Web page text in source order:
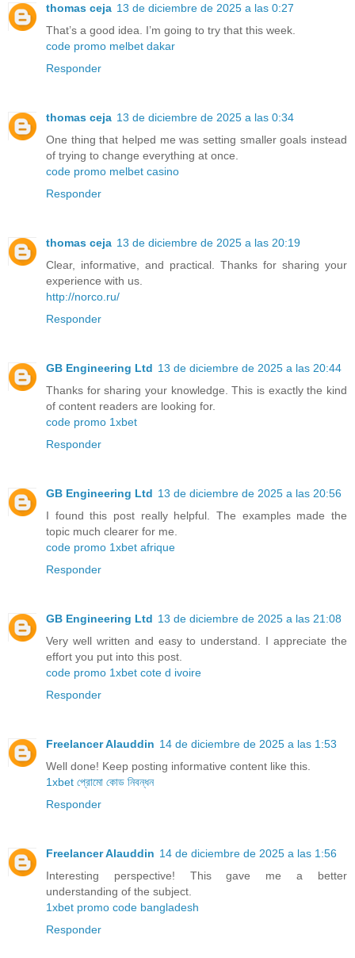
thomas ceja 13 de diciembre de 2025 a las 0:27
That’s a good idea. I’m going to try that this week.
code promo melbet dakar
Responder
thomas ceja 13 de diciembre de 2025 a las 0:34
One thing that helped me was setting smaller goals instead
of trying to change everything at once.
code promo melbet casino
Responder
thomas ceja 13 de diciembre de 2025 a las 20:19
Clear, informative, and practical. Thanks for sharing your
experience with us.
http://norco.ru/
Responder
GB Engineering Ltd 13 de diciembre de 2025 a las 20:44
Thanks for sharing your knowledge. This is exactly the kind
of content readers are looking for.
code promo 1xbet
Responder
GB Engineering Ltd 13 de diciembre de 2025 a las 20:56
I found this post really helpful. The examples made the
topic much clearer for me.
code promo 1xbet afrique
Responder
GB Engineering Ltd 13 de diciembre de 2025 a las 21:08
Very well written and easy to understand. I appreciate the
effort you put into this post.
code promo 1xbet cote d ivoire
Responder
Freelancer Alauddin 14 de diciembre de 2025 a las 1:53
Well done! Keep posting informative content like this.
1xbet প্রোমো কোড নিবন্ধন
Responder
Freelancer Alauddin 14 de diciembre de 2025 a las 1:56
Interesting perspective! This gave me a better
understanding of the subject.
1xbet promo code bangladesh
Responder